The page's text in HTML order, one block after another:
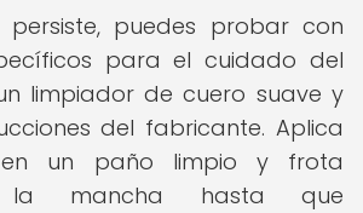
puedes probar con
para el cuidado del
limpiador de cuero suave y
del fabricante. Aplica
un paño limpio y frota
la mancha hasta que